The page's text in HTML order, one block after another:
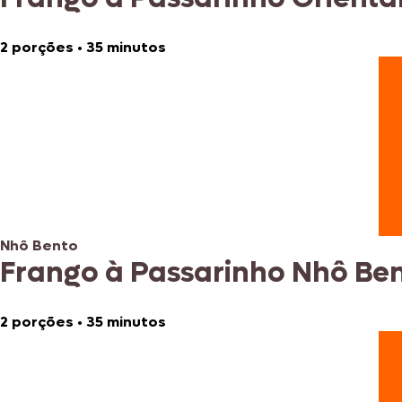
2 porções • 35 minutos
Nhô Bento
Frango à Passarinho Nhô
2 porções • 35 minutos